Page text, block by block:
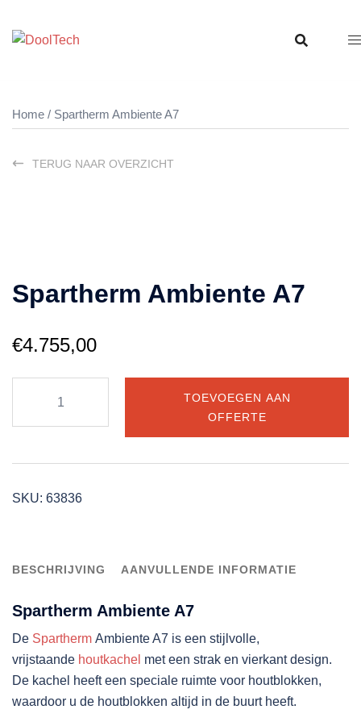
naar
Home / Spartherm Ambiente A7
TERUG NAAR OVERZICHT
Spartherm Ambiente A7
€4.755,00
Ambiente
A7
TOEVOEGEN AAN
OFFERTE
SKU: 63836
BESCHRIJVING AANVULLENDE INFORMATIE
Spartherm Ambiente A7
De Spartherm Ambiente A7 is een stijlvolle,
vrijstaande houtkachel met een strak en vierkant design.
De kachel heeft een speciale ruimte voor houtblokken,
waardoor u de houtblokken altijd in de buurt heeft.